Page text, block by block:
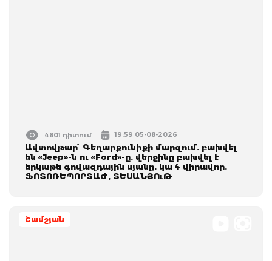
4801 դիտում 19:59 05-08-2026
Ավտովթար՝ Գեղարքունիքի մարզում. բախվել
են «Jeep»-ն ու «Ford»-ը. վերջինը բախվել է
երկաթե գովազդային սյանը. կա 4 վիրավոր.
ՖՈՏՈՌԵՊՈՐՏԱԺ, ՏԵՍԱՆՅՈւԹ
Շամշյան